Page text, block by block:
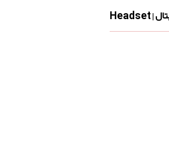
|
Headset